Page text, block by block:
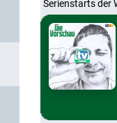
Serienstarts der